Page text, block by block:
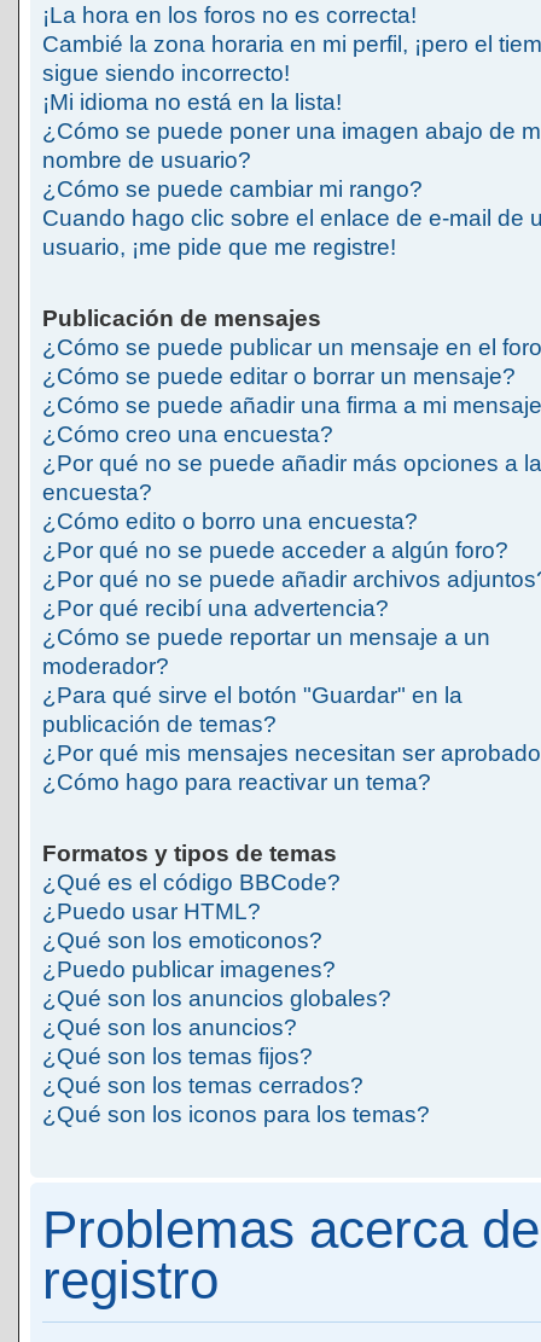
¡La hora en los foros no es correcta!
Cambié la zona horaria en mi perfil, ¡pero el
sigue siendo incorrecto!
¡Mi idioma no está en la lista!
¿Cómo se puede poner una imagen abajo de
nombre de usuario?
¿Cómo se puede cambiar mi rango?
Cuando hago clic sobre el enlace de e-mail de
usuario, ¡me pide que me registre!
Publicación de mensajes
¿Cómo se puede publicar un mensaje en el
¿Cómo se puede editar o borrar un mensaje?
¿Cómo se puede añadir una firma a mi
¿Cómo creo una encuesta?
¿Por qué no se puede añadir más opciones a la
encuesta?
¿Cómo edito o borro una encuesta?
¿Por qué no se puede acceder a algún foro?
¿Por qué no se puede añadir archivos
¿Por qué recibí una advertencia?
¿Cómo se puede reportar un mensaje a un
moderador?
¿Para qué sirve el botón "Guardar" en la
publicación de temas?
¿Por qué mis mensajes necesitan ser
¿Cómo hago para reactivar un tema?
Formatos y tipos de temas
¿Qué es el código BBCode?
¿Puedo usar HTML?
¿Qué son los emoticonos?
¿Puedo publicar imagenes?
¿Qué son los anuncios globales?
¿Qué son los anuncios?
¿Qué son los temas fijos?
¿Qué son los temas cerrados?
¿Qué son los iconos para los temas?
Problemas acerca
registro